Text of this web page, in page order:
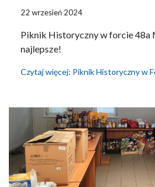
22 wrzesień 2024
Piknik Historyczny w forcie
najlepsze!
Czytaj więcej: Piknik Historyczny w